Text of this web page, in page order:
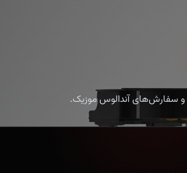
سفارش‌های آندالوس موزیک.